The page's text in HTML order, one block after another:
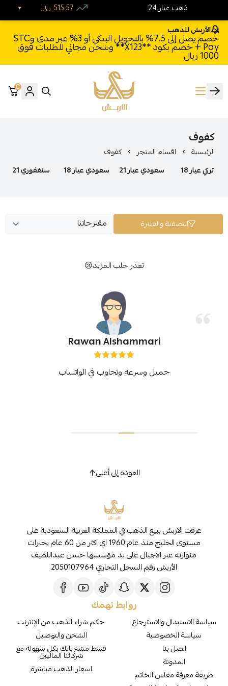
الأربش للذهب
خصم يصل إلى 7.5% بالتحويل البنكي أو 3% عبر مدى وSTC
Pay + خصم بكود **X123** وشحن مجاني للطلبات فوق
1000 ريال
الأربش للذهب
0
كفوف
الرئيسية اقسام المتجر
كفوف
تركي عيار 18
سعودي عيار 21 سعودي عيار 18 سنغفوري 21
التصفية والفلترة
تعذر جلب المزيد😢
Rawan Alshammari
جميل وسرعه وتجاوب في الواتساب
العودة إلى أعلى
عرفت الاربش ببيع الذهب في المملكة العربية السعودية على
مستوى الخليج منذ عام 1960 اي اكثر من 60 عام بخبرات
متوارثه عبر الاجيال على يد مؤسسها حسن عبداللطيف
الأربش رقم السجل التجاري 2050107964
روابط تهمك
سياسة الاستبدال والاسترجاع
سياسة الخصوصية
اتصل بنا
المدونة
طريقة معرفة مقاس الخاتم
حكم شراء الذهب من الإنترنت
الشحن والتوصيل
قسط مشترياتك بكل سهولة مع
شركائنا الماليين
اسعار الذهب مباشرة
24 ذهب عيار ريال 515.57